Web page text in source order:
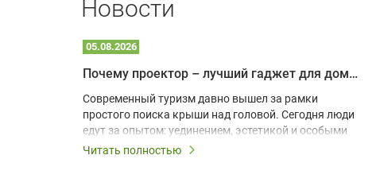
Новости
05.08.2026
Почему проектор – лучший гаджет для домика в глэмпинге
Современный туризм давно вышел за рамки
простого поиска крыши над головой. Сегодня люди
едут за опытом: уединением, эстетикой и особыми
ощущениями. Владельцы A-frame домов,
Читать полностью